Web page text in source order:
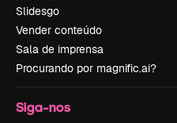
Slidesgo
Vender conteúdo
Sala de imprensa
Procurando por magnific.ai?
Siga-nos